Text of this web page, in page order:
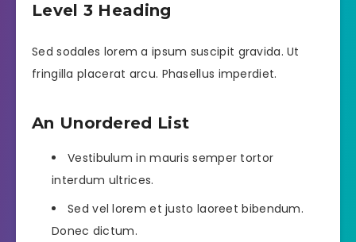
Level 3 Heading
Sed sodales lorem a ipsum suscipit gravida. Ut
fringilla placerat arcu. Phasellus imperdiet.
An Unordered List
Vestibulum in mauris semper tortor
interdum ultrices.
Sed vel lorem et justo laoreet bibendum.
Donec dictum.